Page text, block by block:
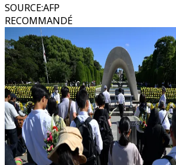
SOURCE:AFP
RECOMMANDÉ